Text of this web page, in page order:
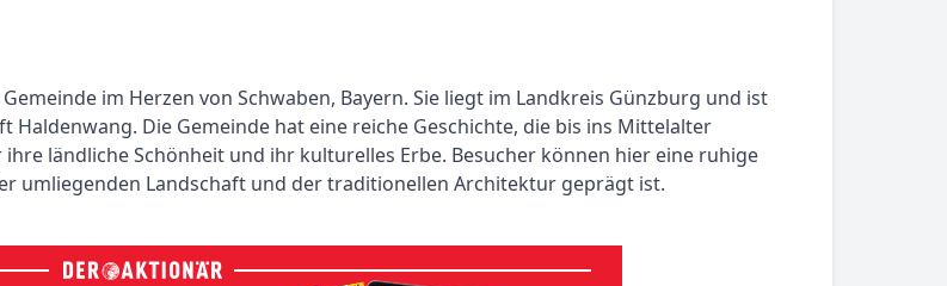
im Herzen von Schwaben, Bayern. Sie liegt im Landkreis Günzburg und ist
Haldenwang. Die Gemeinde hat eine reiche Geschichte, die bis ins Mittelalter
ländliche Schönheit und ihr kulturelles Erbe. Besucher können hier eine ruhige
umliegenden Landschaft und der traditionellen Architektur geprägt ist.